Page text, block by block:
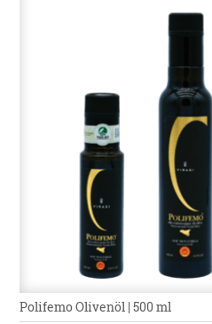
Polifemo Olivenöl | 500 ml